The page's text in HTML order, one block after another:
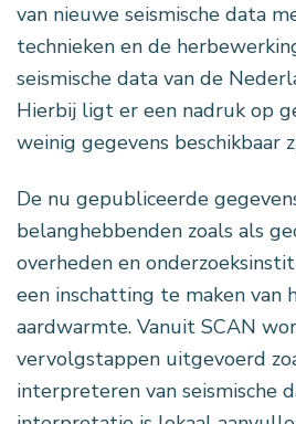
van nieuwe seismische data
technieken en de
seismische data van de
Hierbij ligt er een nadruk op
weinig gegevens beschikbaar
De nu gepubliceerde
belanghebbenden zoals als
overheden en
een inschatting te maken van
aardwarmte. Vanuit SCAN
vervolgstappen uitgevoerd
interpreteren van seismische